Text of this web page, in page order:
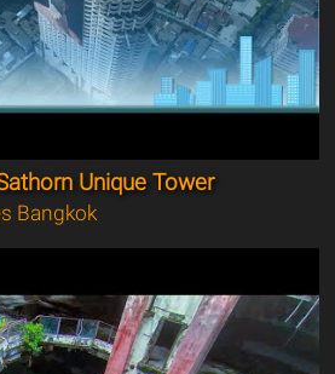
Unique Tower
Bangkok